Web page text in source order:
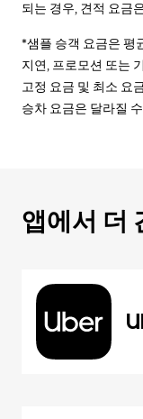
되는 경우, 견적 요금
*샘플 승객 요금은 평
지연, 프로모션 또는
고정 요금 및 최소 요
승차 요금은 달라질
앱에서 더